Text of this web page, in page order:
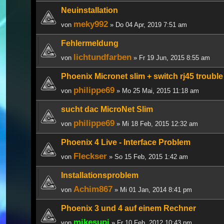
Neuinstallation
von meky992 » Do 04 Apr, 2019 7:51 am
Fehlermeldung
von lichtundfarben » Fr 19 Jun, 2015 8:55 am
Phoenix Micronet slim + switch rj45 trouble
von philippe69 » Mo 25 Mai, 2015 11:18 am
sucht dac MicroNet Slim
von philippe69 » Mi 18 Feb, 2015 12:32 am
Phoenix 4 Live - Interface Problem
von Fleckser » So 15 Feb, 2015 1:42 am
Installationsproblem
von Achim867 » Mi 01 Jan, 2014 8:41 pm
Phoenix 3 und 4 auf einem Rechner
mikesupi